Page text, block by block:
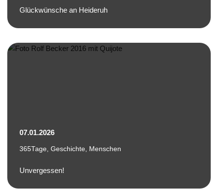
Glückwünsche an Heideruh
07.01.2026
365Tage Geschichte Menschen
Unvergessen!